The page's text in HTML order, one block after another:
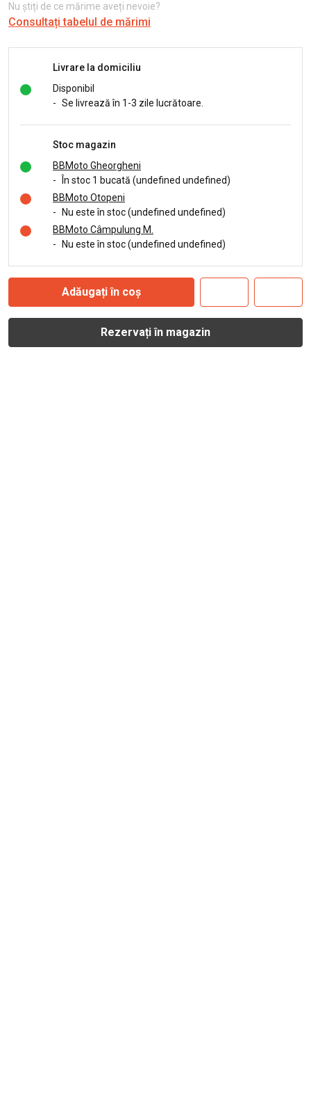
Nu știți de ce mărime aveți nevoie?
Consultați tabelul de mărimi
Livrare la domiciliu
Disponibil
- Se livrează în 1-3 zile lucrătoare.
Stoc magazin
BBMoto Gheorgheni
-
În stoc 1 bucată (undefined undefined)
BBMoto Otopeni
-
Nu este în stoc (undefined undefined)
BBMoto Câmpulung M.
-
Nu este în stoc (undefined undefined)
Adăugați în coș
Rezervați în magazin